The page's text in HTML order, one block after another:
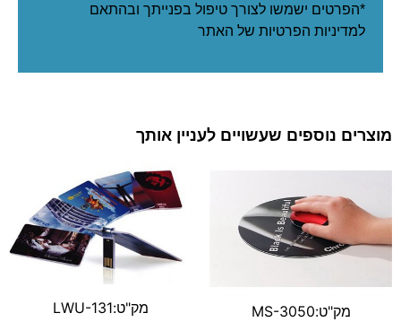
*הפרטים ישמשו לצורך טיפול בפנייתך ובהתאם
למדיניות הפרטיות של האתר
מוצרים נוספים שעשויים לעניין אותך
מק"ט:MS-3050
מק"ט:LWU-131